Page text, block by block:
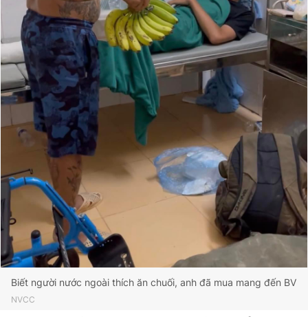
Biết người nước ngoài thích ăn chuối, anh đã mua mang đến BV
NVCC